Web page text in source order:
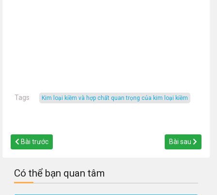
Tags kim loại kiềm và hợp chất quan trọng của kim loại kiềm
Bài trước Bài sau
Có thể bạn quan tâm